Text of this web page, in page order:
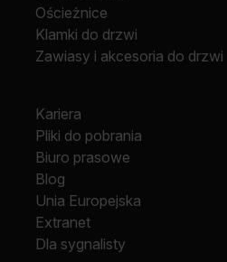
Ościeżnice
Klamki do drzwi
Zawiasy i akcesoria do drzwi
Kariera
Pliki do pobrania
Biuro prasowe
Blog
Unia Europejska
Extranet
Dla sygnalisty